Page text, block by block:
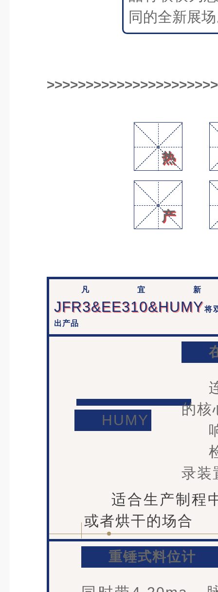
同的全新展
热
产
凡宜新
JFR3&EE310&HUMY将
出产品
HUMY
的核
录装
适合生产制程
或者烘干的场合
重锤式料位计